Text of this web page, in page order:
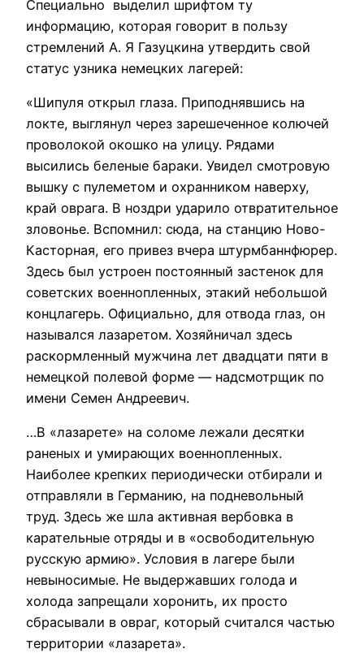
Специально выделил шрифтом ту
информацию, которая говорит в пользу
стремлений А. Я Газуцкина утвердить свой
статус узника немецких лагерей:
«Шипуля открыл глаза. Приподнявшись на
локте, выглянул через зарешеченное колючей
проволокой окошко на улицу. Рядами
высились беленые бараки. Увидел смотровую
вышку с пулеметом и охранником наверху,
край оврага. В ноздри ударило отвратительное
зловонье. Вспомнил: сюда, на станцию Ново-
Касторная, его привез вчера штурмбаннфюрер.
Здесь был устроен постоянный застенок для
советских военнопленных, этакий небольшой
концлагерь. Официально, для отвода глаз, он
назывался лазаретом. Хозяйничал здесь
раскормленный мужчина лет двадцати пяти в
немецкой полевой форме — надсмотрщик по
имени Семен Андреевич.
…В «лазарете» на соломе лежали десятки
раненых и умирающих военнопленных.
Наиболее крепких периодически отбирали и
отправляли в Германию, на подневольный
труд. Здесь же шла активная вербовка в
карательные отряды и в «освободительную
русскую армию». Условия в лагере были
невыносимые. Не выдержавших голода и
холода запрещали хоронить, их просто
сбрасывали в овраг, который считался частью
территории «лазарета».